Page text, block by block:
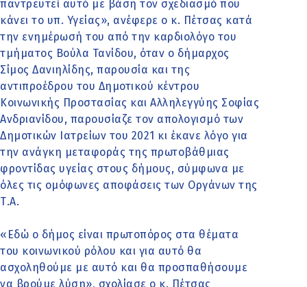
παντρευτεί αυτό με βάση τον σχεδιασμό που
κάνει το υπ. Υγείας», ανέφερε ο κ. Πέτσας κατά
την ενημέρωσή του από την καρδιολόγο του
τμήματος Βούλα Τανίδου, όταν ο δήμαρχος
Σίμος Δανιηλίδης, παρουσία και της
αντιπροέδρου του Δημοτικού κέντρου
Κοινωνικής Προστασίας και Αλληλεγγύης Σοφίας
Ανδριανίδου, παρουσίαζε τον απολογισμό των
Δημοτικών Ιατρείων του 2021 κι έκανε λόγο για
την ανάγκη μεταφοράς της πρωτοβάθμιας
φροντίδας υγείας στους δήμους, σύμφωνα με
όλες τις ομόφωνες αποφάσεις των Οργάνων της
Τ.Α.
«Εδώ ο δήμος είναι πρωτοπόρος στα θέματα
του κοινωνικού ρόλου και για αυτό θα
ασχοληθούμε με αυτό και θα προσπαθήσουμε
να βρούμε λύση», σχολίασε ο κ. Πέτσας